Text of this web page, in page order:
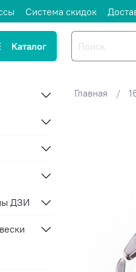
Система скидок
Каталог
Главная
ДЗИ